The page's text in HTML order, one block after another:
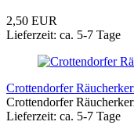
2,50 EUR
Lieferzeit: ca. 5-7 Tage
Crottendorfer
Crottendorfer
Lieferzeit: ca. 5-7 Tage